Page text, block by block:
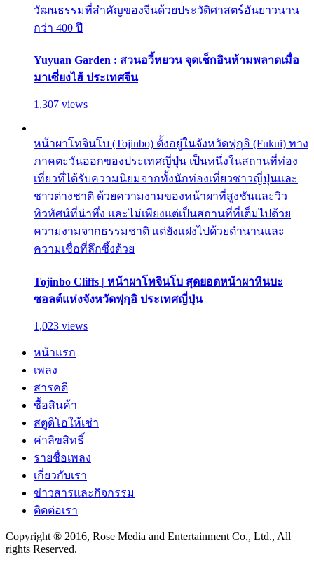
วัฒนธรรมที่สำคัญของจีนด้วยประวัติศาสตร์อันยาวนาน
กว่า 400 ปี
Yuyuan Garden : สวนอวี้หยวน จุดเช็กอินห้ามพลาดเมื่อ
มาเซี่ยงไฮ้ ประเทศจีน
1,307 views
หน้าผาโทจินโบ (Tojinbo) ตั้งอยู่ในจังหวัดฟุกุอิ (Fukui) ทาง
ภาคตะวันออกของประเทศญี่ปุ่น เป็นหนึ่งในสถานที่ท่อง
เที่ยวที่ได้รับความนิยมจากทั้งนักท่องเที่ยวชาวญี่ปุ่นและ
ชาวต่างชาติ ด้วยความงามของหน้าผาที่สูงชันและวิว
ทิวทัศน์ที่น่าทึ่ง และไม่เพียงแต่เป็นสถานที่ที่เต็มไปด้วย
ความงามจากธรรมชาติ แต่ยังแฝงไปด้วยตำนานและ
ความเชื่อที่ลึกซึ้งด้วย
Tojinbo Cliffs | หน้าผาโทจินโบ สุดยอดหน้าผาหินบะ
ซอลต์แห่งจังหวัดฟุกุอิ ประเทศญี่ปุ่น
1,023 views
หน้าแรก
เพลง
สารคดี
ซื้อสินค้า
สตูดิโอให้เช่า
ค่าลิขสิทธิ์
รายชื่อเพลง
เกี่ยวกับเรา
ข่าวสารและกิจกรรม
ติดต่อเรา
Copyright ® 2016, Rose Media and Entertainment Co., Ltd., All
rights Reserved.